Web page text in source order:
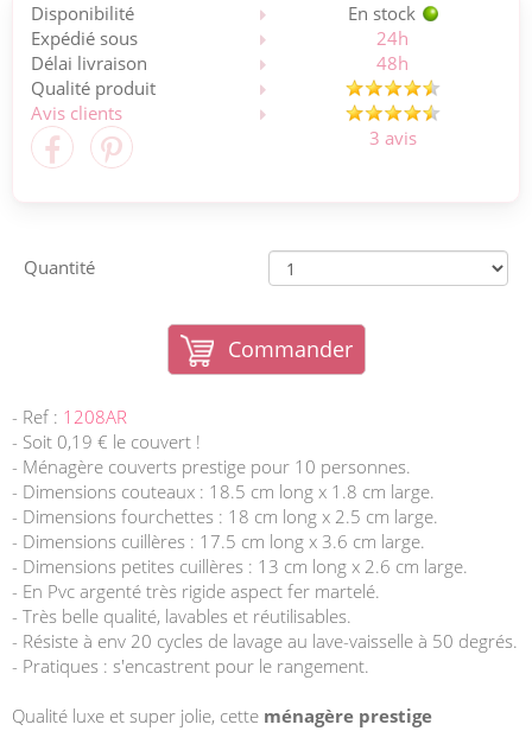
Disponibilité
En stock
Expédié sous
24h
Délai livraison
48h
Qualité produit
Avis clients
3 avis
Quantité
Commander
- Ref : 1208AR
- Soit 0,19 € le couvert !
- Ménagère couverts prestige pour 10 personnes.
- Dimensions couteaux : 18.5 cm long x 1.8 cm large.
- Dimensions fourchettes : 18 cm long x 2.5 cm large.
- Dimensions cuillères : 17.5 cm long x 3.6 cm large.
- Dimensions petites cuillères : 13 cm long x 2.6 cm large.
- En Pvc argenté très rigide aspect fer martelé.
- Très belle qualité, lavables et réutilisables.
- Résiste à env 20 cycles de lavage au lave-vaisselle à 50 degrés.
- Pratiques : s'encastrent pour le rangement.
Qualité luxe et super jolie, cette ménagère prestige